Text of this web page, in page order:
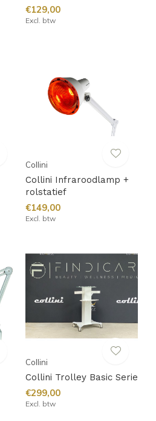
€129,00
Excl. btw
Collini
Collini Infraroodlamp +
rolstatief
€149,00
Excl. btw
Collini
Collini Trolley Basic Serie
€299,00
Excl. btw